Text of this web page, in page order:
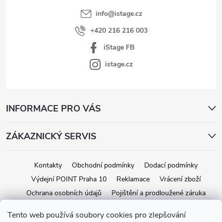
Tento web používá soubory cookies pro zlepšování
info@istage.cz
+420 216 216 003
iStage FB
istage.cz
INFORMACE PRO VÁS
ZÁKAZNICKÝ SERVIS
Kontakty Obchodní podmínky
Dodací podmínky
Výdejní POINT Praha 10
Reklamace
Vrácení zboží
Ochrana osobních údajů
Pojištění a prodloužené záruka